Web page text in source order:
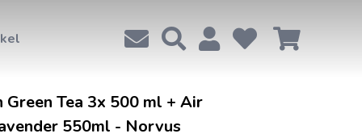
Tea 3x 500 ml + Air
550ml - Norvus